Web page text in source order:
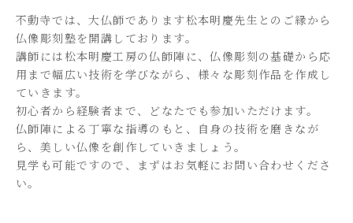
ブログ
アクセス
お問い合わせ
不動寺では、大仏師であります松本明慶先生とのご縁から
仏像彫刻塾を開講しております。
講師には松本明慶工房の仏師陣に、仏像彫刻の基礎から応
用まで幅広い技術を学びながら、様々な彫刻作品を作成し
ていきます。
初心者から経験者まで、どなたでも参加いただけます。
仏師陣による丁寧な指導のもと、自身の技術を磨きなが
ら、美しい仏像を創作していきましょう。
見学も可能ですので、まずはお気軽にお問い合わせくださ
い。